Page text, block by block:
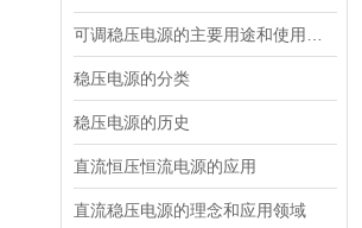
稳压电源的分类
稳压电源的历史
直流恒压恒流电源的应用
直流稳压电源的理念和应用领域